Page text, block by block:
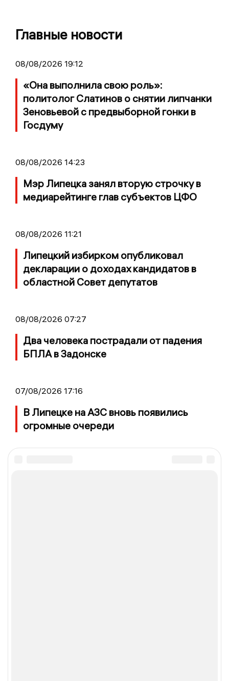
Главные новости
08/08/2026 19:12
«Она выполнила свою роль»:
политолог Слатинов о снятии липчанки
Зеновьевой с предвыборной гонки в
Госдуму
08/08/2026 14:23
Мэр Липецка занял вторую строчку в
медиарейтинге глав субъектов ЦФО
08/08/2026 11:21
Липецкий избирком опубликовал
декларации о доходах кандидатов в
областной Совет депутатов
08/08/2026 07:27
Два человека пострадали от падения
БПЛА в Задонске
07/08/2026 17:16
В Липецке на АЗС вновь появились
огромные очереди